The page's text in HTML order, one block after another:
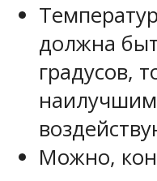
должна
градусов,
Можно,